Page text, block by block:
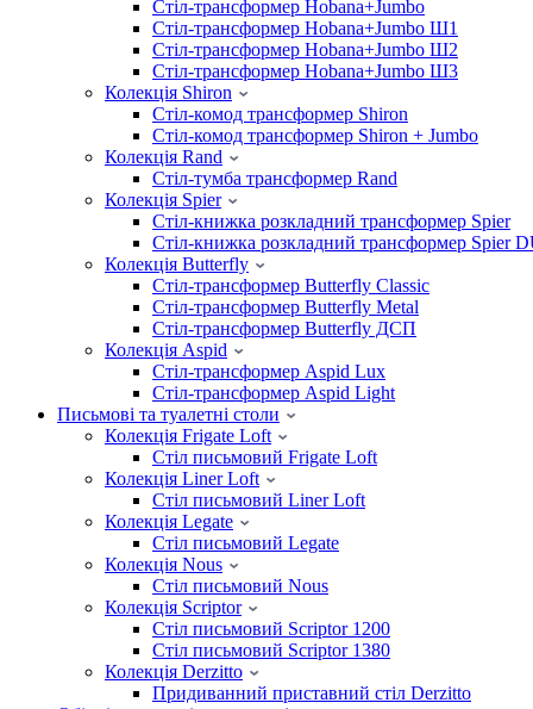
Стіл-трансформер Hobana+Jumbo
Стіл-трансформер Hobana+Jumbo Ш1
Стіл-трансформер Hobana+Jumbo Ш2
Стіл-трансформер Hobana+Jumbo Ш3
Колекція Shiron
Стіл-комод трансформер Shiron
Стіл-комод трансформер Shiron + Jumbo
Колекція Rand
Стіл-тумба трансформер Rand
Колекція Spier
Стіл-книжка розкладний трансформер Spier
Стіл-книжка розкладний трансформер Spier
Колекція Butterfly
Стіл-трансформер Butterfly Classic
Стіл-трансформер Butterfly Metal
Стіл-трансформер Butterfly ДСП
Колекція Aspid
Стіл-трансформер Aspid Lux
Стіл-трансформер Aspid Light
Письмові та туалетні столи
Колекція Frigate Loft
Стіл письмовий Frigate Loft
Колекція Liner Loft
Стіл письмовий Liner Loft
Колекція Legate
Стіл письмовий Legate
Колекція Nous
Стіл письмовий Nous
Колекція Scriptor
Стіл письмовий Scriptor 1200
Стіл письмовий Scriptor 1380
Колекція Derzitto
Придиванний приставний стіл Derzitto